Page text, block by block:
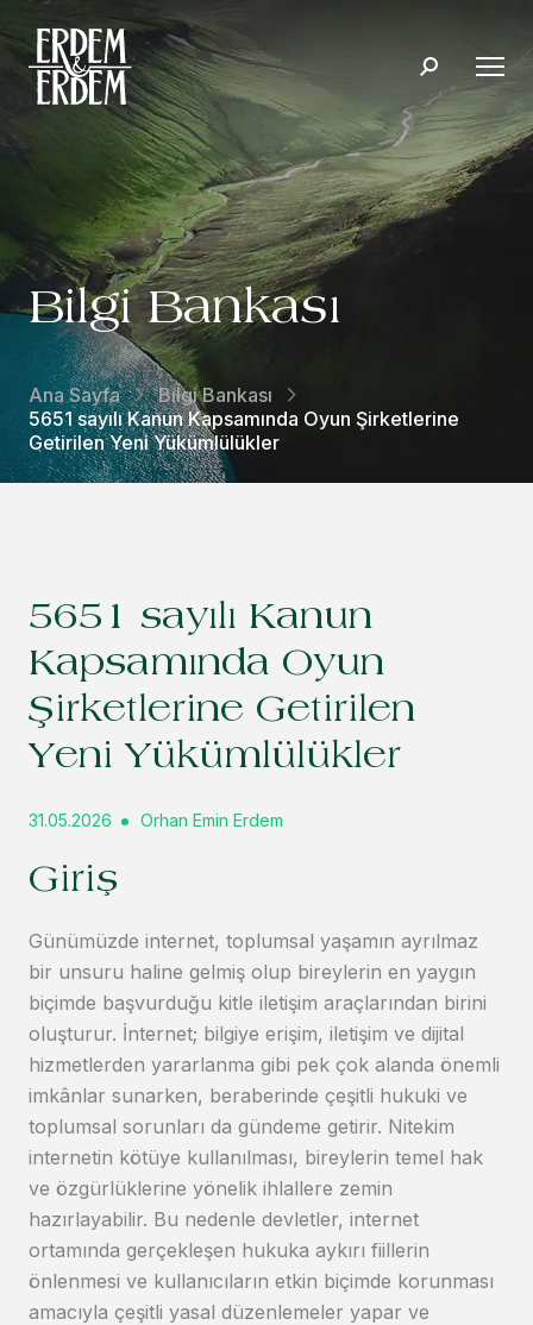
Bilgi Bankası
Ana Sayfa
Bilgi Bankası
5651 sayılı Kanun Kapsamında Oyun Şirketlerine
Getirilen Yeni Yükümlülükler
5651 sayılı Kanun
Kapsamında Oyun
Şirketlerine Getirilen
Yeni Yükümlülükler
31.05.2026 Orhan Emin Erdem
Giriş
Günümüzde internet, toplumsal yaşamın ayrılmaz
bir unsuru haline gelmiş olup bireylerin en yaygın
biçimde başvurduğu kitle iletişim araçlarından birini
oluşturur. İnternet; bilgiye erişim, iletişim ve dijital
hizmetlerden yararlanma gibi pek çok alanda önemli
imkânlar sunarken, beraberinde çeşitli hukuki ve
toplumsal sorunları da gündeme getirir. Nitekim
internetin kötüye kullanılması, bireylerin temel hak
ve özgürlüklerine yönelik ihlallere zemin
hazırlayabilir. Bu nedenle devletler, internet
ortamında gerçekleşen hukuka aykırı fiillerin
önlenmesi ve kullanıcıların etkin biçimde korunması
amacıyla çeşitli yasal düzenlemeler yapar ve